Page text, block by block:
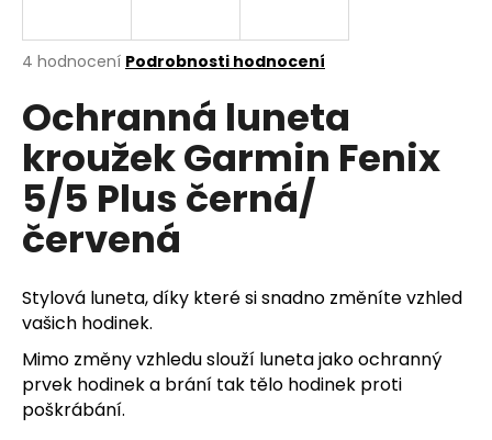
Průměrné
produktu
je
5,0
5
hvězdiček.
4 hodnocení Podrobnosti hodnocení
Ochranná luneta
kroužek Garmin Fenix
5/5 Plus černá/
červená
Stylová luneta, díky které si snadno změníte vzhled
vašich hodinek.
Mimo změny vzhledu slouží luneta jako ochranný
prvek hodinek a brání tak tělo hodinek proti
poškrábání.
j
t
?
D
o
p
o